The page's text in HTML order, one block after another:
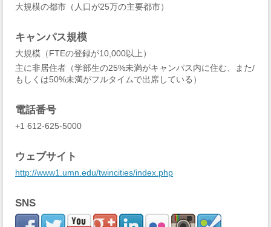
大規模の都市（人口が25万の主要都市）
キャンパス規模
大規模（FTEの登録が10,000以上）
主に非居住者（学部生の25%未満がキャンパス内に住む、また/
もしくは50%未満がフルタイムで出席している）
電話番号
+1 612-625-5000
ウェブサイト
http://www1.umn.edu/twincities/index.php
SNS